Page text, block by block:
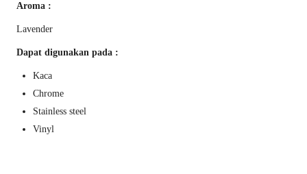
Aroma :
Lavender
Dapat digunakan pada :
Kaca
Chrome
Stainless steel
Vinyl